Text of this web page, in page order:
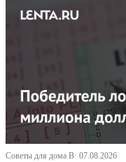
Советы для дома В· 07.08.2026